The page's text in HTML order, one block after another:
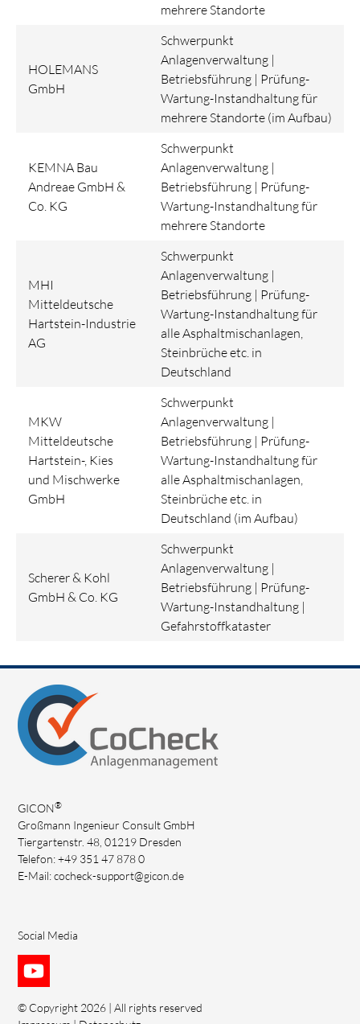
mehrere Standorte
HOLEMANS
GmbH
Schwerpunkt
Anlagenverwaltung |
Betriebsführung | Prüfung-
Wartung-Instandhaltung für
mehrere Standorte (im Aufbau)
KEMNA Bau
Andreae GmbH &
Co. KG
Schwerpunkt
Anlagenverwaltung |
Betriebsführung | Prüfung-
Wartung-Instandhaltung für
mehrere Standorte
MHI
Mitteldeutsche
Hartstein-Industrie
AG
Schwerpunkt
Anlagenverwaltung |
Betriebsführung | Prüfung-
Wartung-Instandhaltung für
alle Asphaltmischanlagen,
Steinbrüche etc. in
Deutschland
MKW
Mitteldeutsche
Hartstein-, Kies
und Mischwerke
GmbH
Schwerpunkt
Anlagenverwaltung |
Betriebsführung | Prüfung-
Wartung-Instandhaltung für
alle Asphaltmischanlagen,
Steinbrüche etc. in
Deutschland (im Aufbau)
Scherer & Kohl
GmbH & Co. KG
Schwerpunkt
Anlagenverwaltung |
Betriebsführung | Prüfung-
Wartung-Instandhaltung |
Gefahrstoffkataster
GICON®
Großmann Ingenieur Consult GmbH
Tiergartenstr. 48, 01219 Dresden
Telefon: +49 351 47 878 0
E-Mail:cocheck-support@gicon.de
Social Media
© Copyright 2026 | All rights reserved